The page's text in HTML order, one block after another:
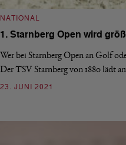
NATIONAL
1. Starnberg Open wird
Wer bei Starnberg Open an Golf
Der TSV Starnberg von 1880 lädt
23. JUNI 2021